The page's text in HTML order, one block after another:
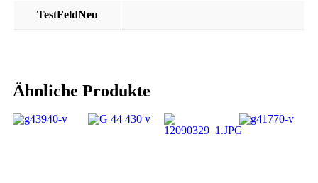
TestFeldNeu
Ähnliche Produkte